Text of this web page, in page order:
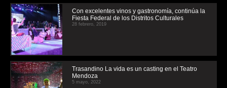
Con excelentes vinos y gastronomía, continúa la
Fiesta Federal de los Distritos Culturales
28 febrero, 2019
Trasandino La vida es un casting en el Teatro
Mendoza
5 mayo, 2022